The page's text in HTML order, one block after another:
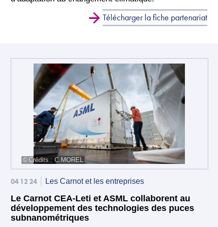
Télécharger la fiche partenariat
Crédits : C.MOREL
04 12 24 Les Carnot et les entreprises
Le Carnot CEA-Leti et ASML collaborent au
développement des technologies des puces
subnanométriques